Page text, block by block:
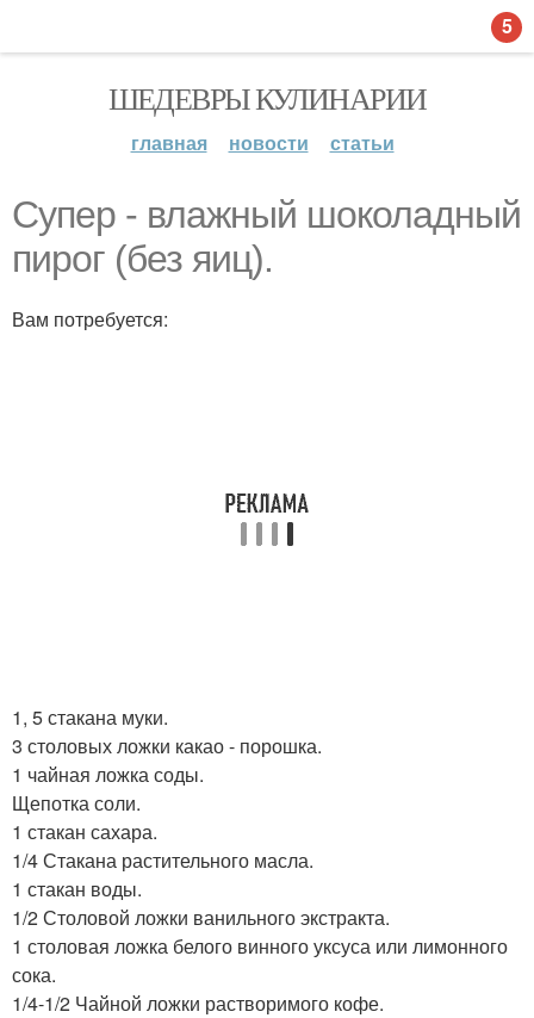
ШЕДЕВРЫ КУЛИНАРИИ
главная новости статьи
Супер - влажный шоколадный
пирог (без яиц).
Вам потребуется:
1, 5 стакана муки.
3 столовых ложки какао - порошка.
1 чайная ложка соды.
Щепотка соли.
1 стакан сахара.
1/4 Стакана растительного масла.
1 стакан воды.
1/2 Столовой ложки ванильного экстракта.
1 столовая ложка белого винного уксуса или лимонного
сока.
1/4-1/2 Чайной ложки растворимого кофе.
5